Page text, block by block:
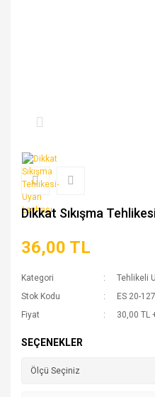
Dikkat Sıkışma
36,00 TL
Kategori Tehlikeli
Stok Kodu
ES 20-127
Fiyat
30,00 TL
SEÇENEKLER